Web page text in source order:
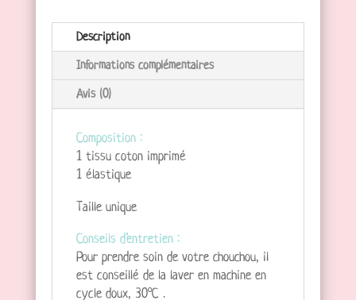
chouchou
cheveux
mesure
Description
Informations complémentaires
Avis (0)
Composition :
1 tissu coton imprimé
1 élastique
Taille unique
Conseils d’entretien :
Pour prendre soin de votre chouchou, il
est conseillé de la laver en machine en
cycle doux, 30°C .